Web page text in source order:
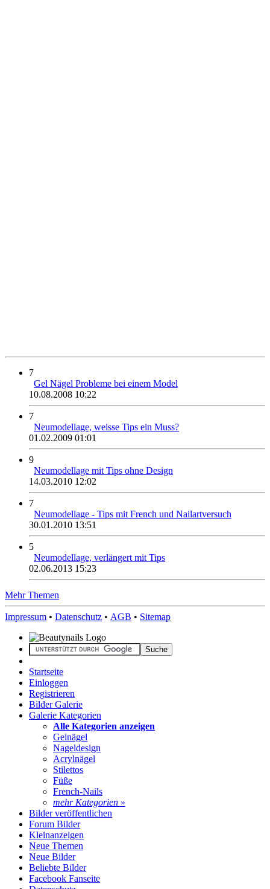
7
Gel Nägel Probleme bei einem Model
10.08.2008 10:22
7
Neumodellage, weisse Tips ein Muss?
01.02.2009 01:01
9
Neumodellage mit Tips ohne Design
14.03.2010 12:02
7
Neumodellage - Tips mit French und Nailartversuch
30.01.2010 13:51
5
Neumodellage, verlängert mit Tips
02.06.2013 15:23
Mehr Themen
Impressum • Datenschutz • AGB • Sitemap
Startseite
Einloggen
Registrieren
Bilder Galerie
Galerie Kategorien
Alle Kategorien anzeigen
Gelnägel
Nageldesign
Acrylnägel
Stilettos
Füße
French-Nails
mehr Kategorien »
Bilder veröffentlichen
Forum Bilder
Kleinanzeigen
Neue Themen
Neue Bilder
Beliebte Bilder
Facebook Fanseite